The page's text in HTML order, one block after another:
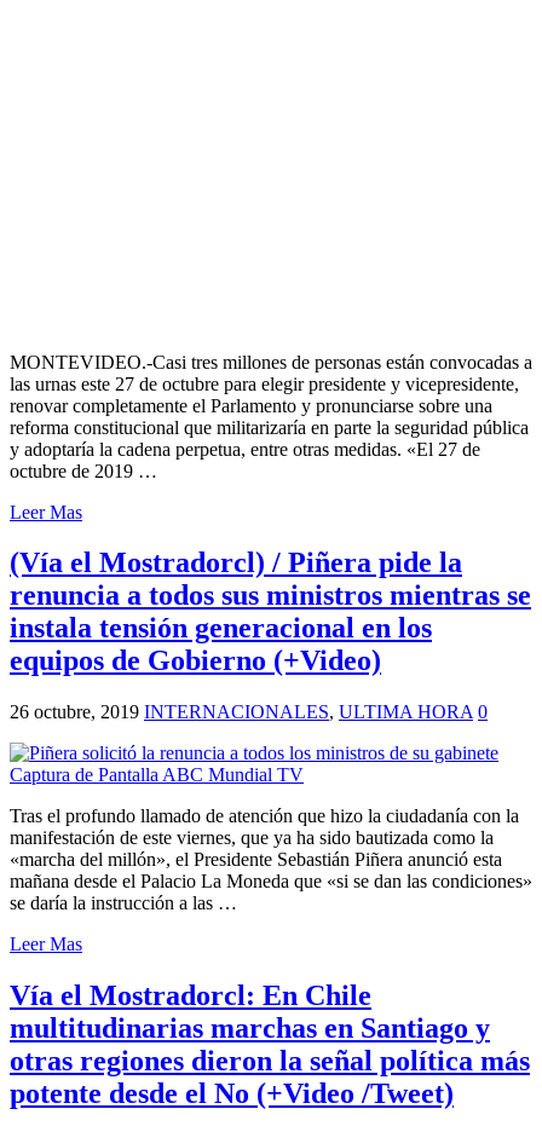
MONTEVIDEO.-Casi tres millones de personas están convocadas a
las urnas este 27 de octubre para elegir presidente y vicepresidente,
renovar completamente el Parlamento y pronunciarse sobre una
reforma constitucional que militarizaría en parte la seguridad pública
y adoptaría la cadena perpetua, entre otras medidas. «El 27 de
octubre de 2019 …
Leer Mas
(Vía el Mostradorcl) / Piñera pide la
renuncia a todos sus ministros mientras se
instala tensión generacional en los
equipos de Gobierno (+Video)
26 octubre, 2019 INTERNACIONALES, ULTIMA HORA 0
Tras el profundo llamado de atención que hizo la ciudadanía con la
manifestación de este viernes, que ya ha sido bautizada como la
«marcha del millón», el Presidente Sebastián Piñera anunció esta
mañana desde el Palacio La Moneda que «si se dan las condiciones»
se daría la instrucción a las …
Leer Mas
Vía el Mostradorcl: En Chile
multitudinarias marchas en Santiago y
otras regiones dieron la señal política más
potente desde el No (+Video /Tweet)